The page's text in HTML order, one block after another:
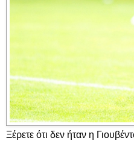
Ξέρετε ότι δεν ήταν η